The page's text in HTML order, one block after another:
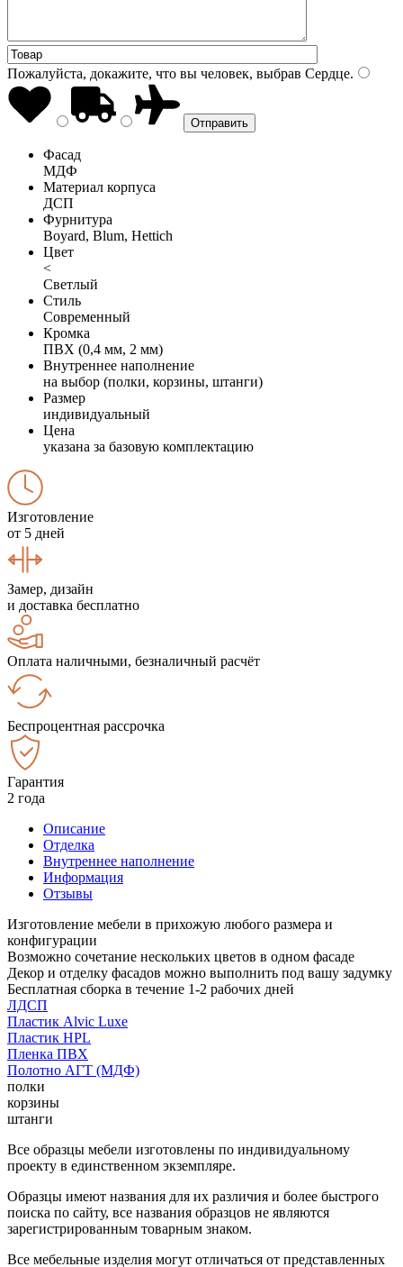
Пожалуйста, докажите, что вы человек, выбрав Сердце.
Фасад
МДФ
Материал корпуса
ДСП
Фурнитура
Boyard, Blum, Hettich
Цвет
<
Светлый
Стиль
Современный
Кромка
ПВХ (0,4 мм, 2 мм)
Внутреннее наполнение
на выбор (полки, корзины, штанги)
Размер
индивидуальный
Цена
указана за базовую комплектацию
Изготовление
от 5 дней
Замер, дизайн
и доставка бесплатно
Оплата наличными, безналичный расчёт
Беспроцентная рассрочка
Гарантия
2 года
Описание
Отделка
Внутреннее наполнение
Информация
Отзывы
Изготовление мебели в прихожую любого размера и
конфигурации
Возможно сочетание нескольких цветов в одном фасаде
Декор и отделку фасадов можно выполнить под вашу задумку
Бесплатная сборка в течение 1-2 рабочих дней
ЛДСП
Пластик Alvic Luxe
Пластик HPL
Пленка ПВХ
Полотно АГТ (МДФ)
полки
корзины
штанги
Все образцы мебели изготовлены по индивидуальному
проекту в единственном экземпляре.
Образцы имеют названия для их различия и более быстрого
поиска по сайту, все названия образцов не являются
зарегистрированным товарным знаком.
Все мебельные изделия могут отличаться от представленных